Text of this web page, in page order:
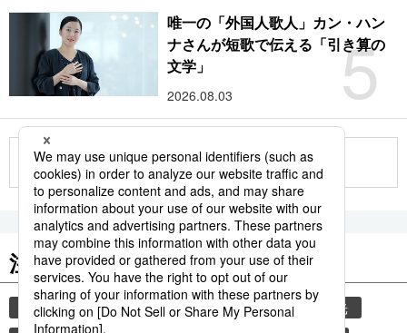
5
唯一の「外国人歌人」カン・ハン
ナさんが短歌で伝える「引き算の
文学」
2026.08.03
もっと見る
注目のキーワード
共同通信ニュース 気象・災害 災害
観光